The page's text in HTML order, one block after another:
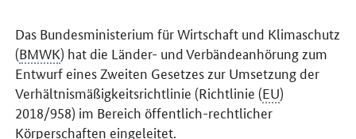
Das Bundesministerium für Wirtschaft und Klimaschutz
(BMWK) hat die Länder- und Verbändeanhörung zum
Entwurf eines Zweiten Gesetzes zur Umsetzung der
Verhältnismäßigkeitsrichtlinie (Richtlinie (EU)
2018/958) im Bereich öffentlich-rechtlicher
Körperschaften eingeleitet.